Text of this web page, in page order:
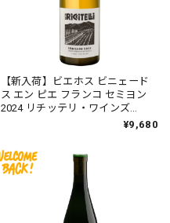
【新入荷】ビエホス ビニェード
ス エン ピエ フランコ セミヨン
2024 リチッテリ・ワインズ
¥9,680